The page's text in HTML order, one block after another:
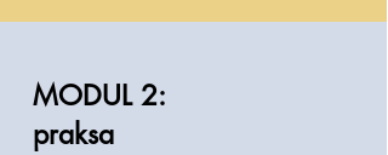
MODUL 2:
praksa